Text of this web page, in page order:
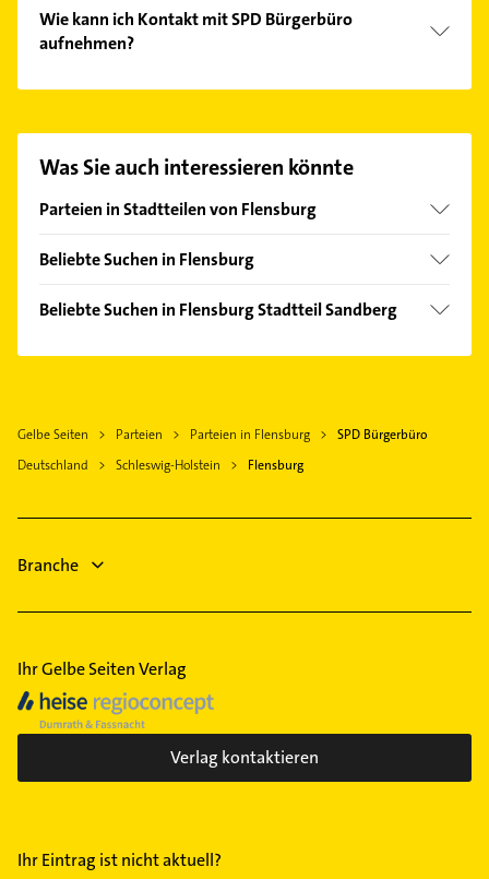
Wie kann ich Kontakt mit SPD Bürgerbüro
aufnehmen?
finden Sie alleKontaktdaten.
Was Sie auch interessieren könnte
Parteien in Stadtteilen von Flensburg
Neustadt
Beliebte Suchen in Flensburg
Dachdecker
Gasinstallateur
Arzt
Heizung & Sanitär
Beliebte Suchen in Flensburg Stadtteil Sandberg
Gelbe Seiten Parteien Parteien in Flensburg
SPD Bürgerbüro
Deutschland
Schleswig-Holstein Flensburg
Branche
Ihr Gelbe Seiten Verlag
Verlag kontaktieren
Ihr Eintrag ist nicht aktuell?